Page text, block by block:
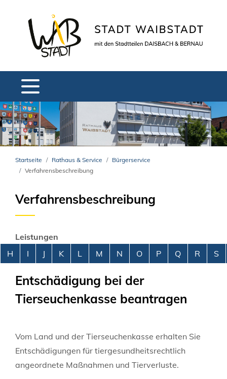
Startseite Rathaus & Service
Bürgerservice
Verfahrensbeschreibung
Verfahrensbeschreibung
Leistungen
Alphabetisches Register überspringen
H I J K L M N O P Q R S
Entschädigung bei der
Tierseuchenkasse beantragen
Vom Land und der Tierseuchenkasse erhalten Sie
Entschädigungen für tiergesundheitsrechtlich
angeordnete Maßnahmen und Tierverluste.